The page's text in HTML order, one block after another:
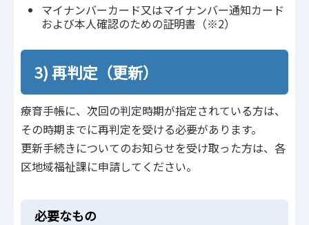
マイナンバーカード又はマイナンバー通知カード
および本人確認のための証明書（※2）
3) 再判定（更新）
療育手帳に、次回の判定時期が指定されている方は、
その時期までに再判定を受ける必要があります。
更新手続きについてのお知らせを受け取った方は、各
区地域福祉課に申請してください。
必要なもの